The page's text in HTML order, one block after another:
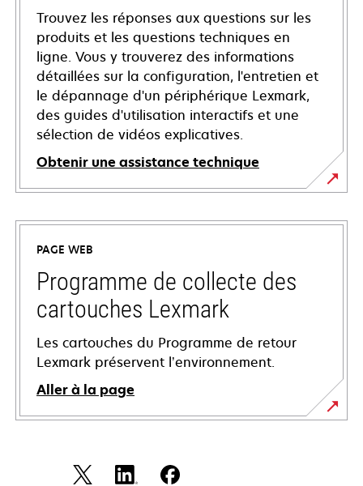
Trouvez les réponses aux questions sur les
produits et les questions techniques en
ligne. Vous y trouverez des informations
détaillées sur la configuration, l'entretien et
le dépannage d'un périphérique Lexmark,
des guides d'utilisation interactifs et une
sélection de vidéos explicatives.
Obtenir une assistance technique
s’ouvre
dans
nouvel
onglet
PAGE WEB
Programme de collecte des
cartouches Lexmark
Les cartouches du Programme de retour
Lexmark préservent l’environnement.
Aller à la page